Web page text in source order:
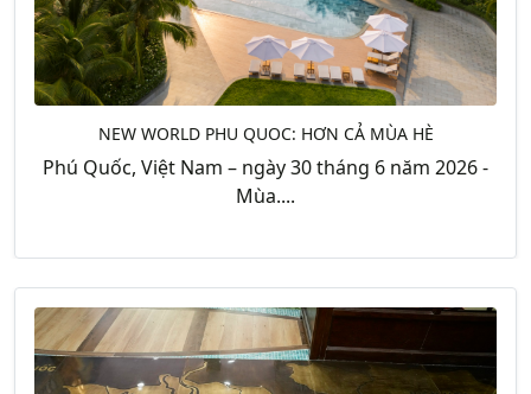
NEW WORLD PHU QUOC: HƠN CẢ MÙA HÈ
Phú Quốc, Việt Nam – ngày 30 tháng 6 năm 2026 -
Mùa....